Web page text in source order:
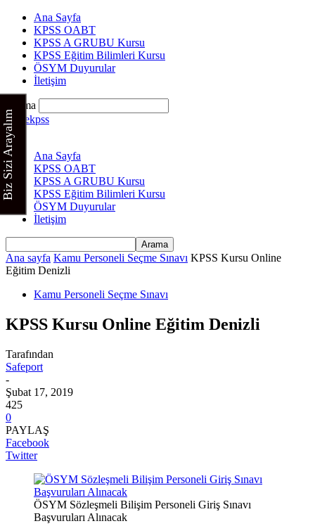
Ana Sayfa
KPSS OABT
KPSS A GRUBU Kursu
KPSS Eğitim Bilimleri Kursu
ÖSYM Duyurular
İletişim
Arama
Cinekpss
Ana Sayfa
KPSS OABT
KPSS A GRUBU Kursu
KPSS Eğitim Bilimleri Kursu
ÖSYM Duyurular
İletişim
Ana sayfa Kamu Personeli Seçme Sınavı KPSS Kursu Online
Eğitim Denizli
Kamu Personeli Seçme Sınavı
KPSS Kursu Online Eğitim Denizli
Tarafından
Safeport
-
Şubat 17, 2019
425
0
PAYLAŞ
Facebook
Twitter
ÖSYM Sözleşmeli Bilişim Personeli Giriş Sınavı
Başvuruları Alınacak
Biz Sizi Arayalım